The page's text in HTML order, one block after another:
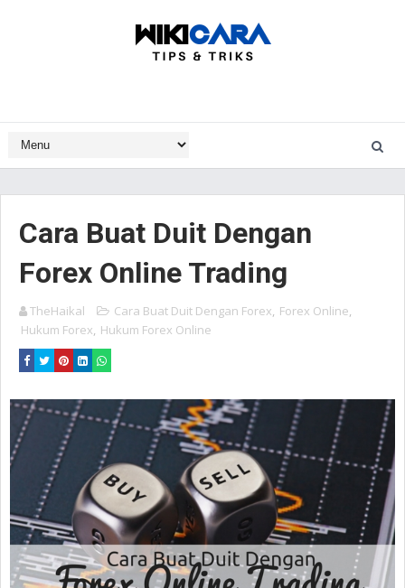
Cara Buat Duit Dengan
Forex Online Trading
TheHaikal Cara Buat Duit Dengan Forex, Forex Online,
Hukum Forex, Hukum Forex Online